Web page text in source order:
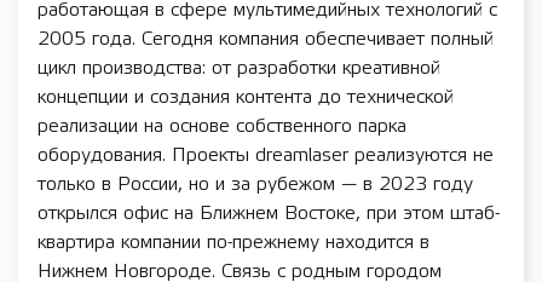
работающая в сфере мультимедийных технологий с
2005 года. Сегодня компания обеспечивает полный
цикл производства: от разработки креативной
концепции и создания контента до технической
реализации на основе собственного парка
оборудования. Проекты dreamlaser реализуются не
только в России, но и за рубежом — в 2023 году
открылся офис на Ближнем Востоке, при этом штаб-
квартира компании по-прежнему находится в
Нижнем Новгороде. Связь с родным городом